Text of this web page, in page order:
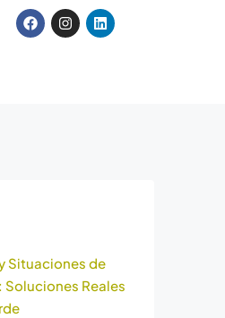
Situaciones de
Reales